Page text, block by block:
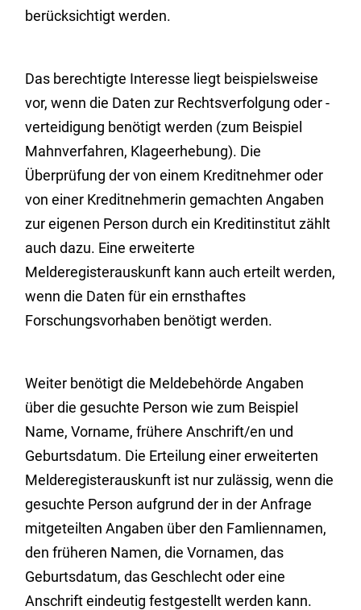
berücksichtigt werden.
Das berechtigte Interesse liegt beispielsweise
vor, wenn die Daten zur Rechtsverfolgung oder -
verteidigung benötigt werden (zum Beispiel
Mahnverfahren, Klageerhebung). Die
Überprüfung der von einem Kreditnehmer oder
von einer Kreditnehmerin gemachten Angaben
zur eigenen Person durch ein Kreditinstitut zählt
auch dazu. Eine erweiterte
Melderegisterauskunft kann auch erteilt werden,
wenn die Daten für ein ernsthaftes
Forschungsvorhaben benötigt werden.
Weiter benötigt die Meldebehörde Angaben
über die gesuchte Person wie zum Beispiel
Name, Vorname, frühere Anschrift/en und
Geburtsdatum. Die Erteilung einer erweiterten
Melderegisterauskunft ist nur zulässig, wenn die
gesuchte Person aufgrund der in der Anfrage
mitgeteilten Angaben über den Famliennamen,
den früheren Namen, die Vornamen, das
Geburtsdatum, das Geschlecht oder eine
Anschrift eindeutig festgestellt werden kann.